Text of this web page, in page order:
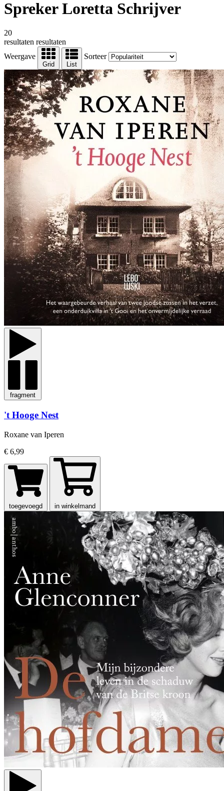
Spreker Loretta Schrijver
20
resultaten resultaten
Weergave
Grid List
Sorteer
fragment
't Hooge Nest
Roxane van Iperen
€ 6,99
toegevoegd in winkelmand